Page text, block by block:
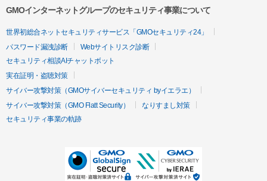
GMOインターネットグループのセキュリティ事業について
世界初総合ネットセキュリティサービス「GMOセキュリティ24」
パスワード漏洩診断
Webサイトリスク診断
セキュリティ相談AIチャットボット
実在証明・盗聴対策
サイバー攻撃対策（GMOサイバーセキュリティ byイエラエ）
サイバー攻撃対策（GMO Flatt Security）
なりすまし対策
セキュリティ事業の軌跡